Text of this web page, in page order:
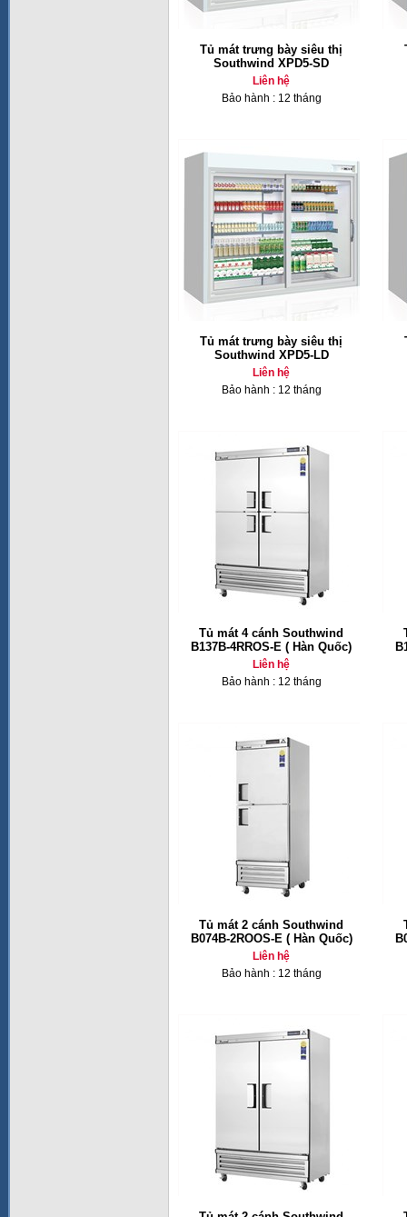
Tủ mát trưng bày siêu thị
Southwind XPD5-SD
Liên hệ
Bảo hành : 12 tháng
Tủ mát trưng bày siêu thị
Southwind XPD5-LD
Liên hệ
Bảo hành : 12 tháng
Tủ mát 4 cánh Southwind
B137B-4RROS-E ( Hàn Quốc)
Liên hệ
Bảo hành : 12 tháng
Tủ mát 2 cánh Southwind
B074B-2ROOS-E ( Hàn Quốc)
Liên hệ
Bảo hành : 12 tháng